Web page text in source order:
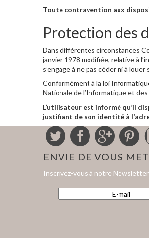
Toute contravention aux
Protection des
Dans différentes circonstances
janvier 1978 modifiée, relative à
s’engage à ne pas céder ni à
Conformément à la loi
Nationale de l’Informatique et
L’utilisateur est informé qu’il
justifiant de son identité à
ENVIE DE VOUS
Inscrivez-vous à notre